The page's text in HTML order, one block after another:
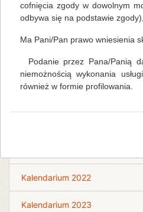
Kalendarium 2026
Biblioteka Centralna
Kalendarium 2018
Kalendarium 2022
Kalendarium 2023
cofnięcia zgody w dowolnym
odbywa się na podstawie
Ma Pani/Pan prawo wniesienia
Podanie przez Pana/Panią
niemożnością wykonania
również w formie profilowania.